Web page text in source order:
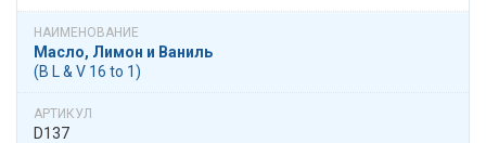
Масло, Лимон и Ваниль
(B L & V 16 to 1)
D137